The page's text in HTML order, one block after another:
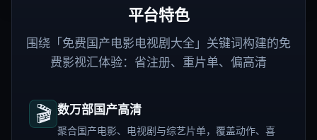
平台特色
围绕「免费国产电影电视剧大全」关键词构建的免
费影视汇体验：省注册、重片单、偏高清
🎬 数万部国产高清
聚合国产电影、电视剧与综艺片单，覆盖动作、喜